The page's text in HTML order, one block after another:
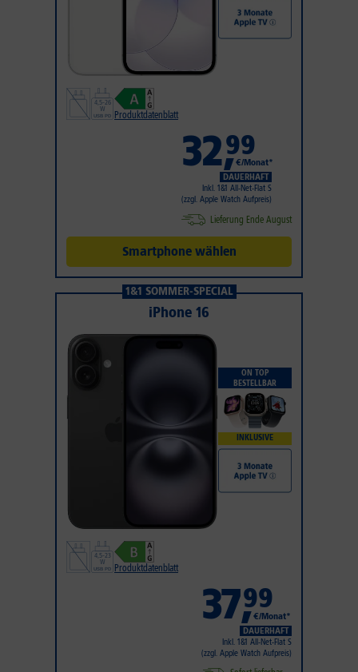
Produktdatenblatt
32,99
€/Monat*
DAUERHAFT
Inkl. 1&1 All-Net-Flat S
(zzgl. Apple Watch Aufpreis)
Lieferung Ende August
Smartphone wählen
1&1 SOMMER-SPECIAL
iPhone 16
ON TOP
BESTELLBAR
INKLUSIVE
Produktdatenblatt
37,99
€/Monat*
DAUERHAFT
Inkl. 1&1 All-Net-Flat S
(zzgl. Apple Watch Aufpreis)